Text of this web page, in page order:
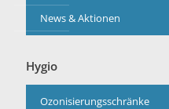
News & Aktionen
Hygio
Ozonisierungsschränke